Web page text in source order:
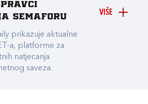
VIŠE
Semaforu
prikazuje aktualne
a, platforme za
natjecanja
saveza.